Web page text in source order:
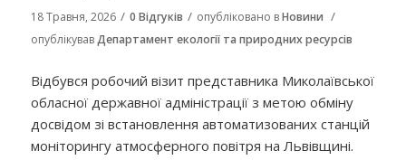
18 Травня, 2026 / 0 Відгуків / опубліковано вНовини /
опублікувавДепартамент екології та природних ресурсів
Відбувся робочий візит представника Миколаївської
обласної державної адміністрації з метою обміну
досвідом зі встановлення автоматизованих станцій
моніторингу атмосферного повітря на Львівщині.